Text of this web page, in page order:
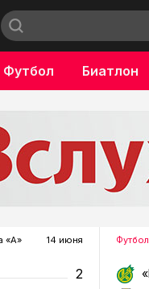
Футбол Биатлон
«А» 14 июня
2
Футбол